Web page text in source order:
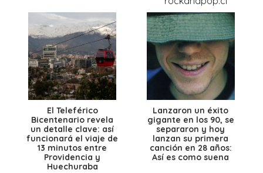
El Teleférico
Bicentenario revela
un detalle clave: así
funcionará el viaje de
13 minutos entre
Providencia y
Huechuraba
Lanzaron un éxito
gigante en los 90, se
separaron y hoy
lanzan su primera
canción en 28 años:
Así es como suena